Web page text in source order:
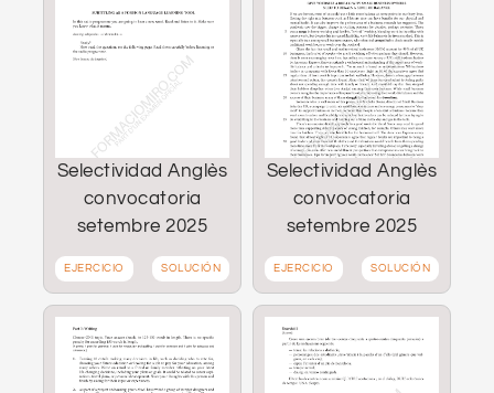
Selectividad Anglès
convocatoria
setembre 2025
EJERCICIO SOLUCIÓN
Selectividad Anglès
convocatoria
setembre 2025
EJERCICIO SOLUCIÓN